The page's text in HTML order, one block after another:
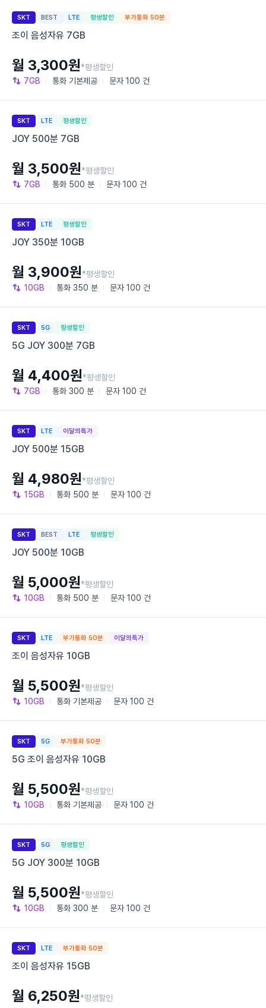
SKT BEST LTE 평생할인 부가통화 50분
조이 음성자유 7GB
7GB 통화 기본제공 문자 100 건
월 3,300원*평생할인
SKT LTE 평생할인
JOY 500분 7GB
7GB 통화 500 분 문자 100 건
월 3,500원*평생할인
SKT LTE 평생할인
JOY 350분 10GB
10GB 통화 350 분 문자 100 건
월 3,900원*평생할인
SKT 5G 평생할인
5G JOY 300분 7GB
7GB 통화 300 분 문자 100 건
월 4,400원*평생할인
SKT LTE 이달의특가
JOY 500분 15GB
15GB 통화 500 분 문자 100 건
월 4,980원*평생할인
SKT BEST LTE 평생할인
JOY 500분 10GB
10GB 통화 500 분 문자 100 건
월 5,000원*평생할인
SKT LTE 부가통화 50분 이달의특가
조이 음성자유 10GB
10GB 통화 기본제공 문자 100 건
월 5,500원*평생할인
SKT 5G 부가통화 50분
5G 조이 음성자유 10GB
10GB 통화 기본제공 문자 100 건
월 5,500원*평생할인
SKT 5G 평생할인
5G JOY 300분 10GB
10GB 통화 300 분 문자 100 건
월 5,500원*평생할인
SKT LTE 부가통화 50분
조이 음성자유 15GB
월 6,250원*평생할인